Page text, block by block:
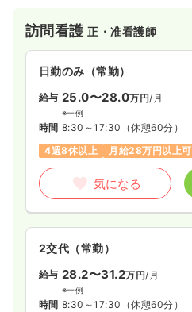
訪問看護正・准看護師
日勤のみ（常勤）
給与 25.0〜28.0万円/月
※一例
時間 8:30～17:30 （休憩60分）
4週8休以上
月給28万円以上可
気になる
2交代（常勤）
給与 28.2〜31.2万円/月
※一例
時間 8:30～17:30 （休憩60分）